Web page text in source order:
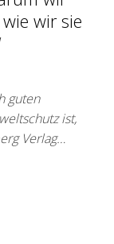
wir sie
guten
ist,
Verlag…